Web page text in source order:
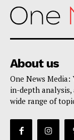
About us
One News
in-depth analysis,
wide range of